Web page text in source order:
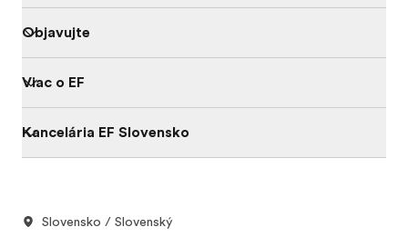
Objavujte
Viac o EF
Kancelária EF Slovensko
Slovensko / Slovenský